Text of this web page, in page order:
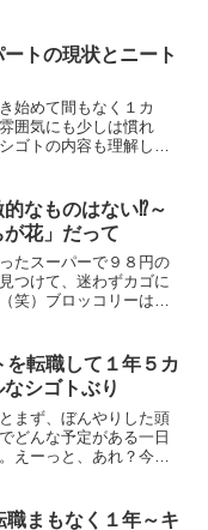
ートの現状とニート
始めて間もなく１カ
囲気にも少しは慣れ
ゴトの内容も理解し
間なのが新人パートに
都合かも。それ...
なものはない⁉～
が花」だって
たスーパーで９８円の
つけて、迷わずカゴに
笑）ブロッコリーは料
８円で売られていた時
せんでし...
を転職して１年５カ
シゴトぶり
まず、ぼんやりした頭
どんな予定がある一日
えーっと、あれ？今日
起きといえども今日が
職まもなく１年～キ